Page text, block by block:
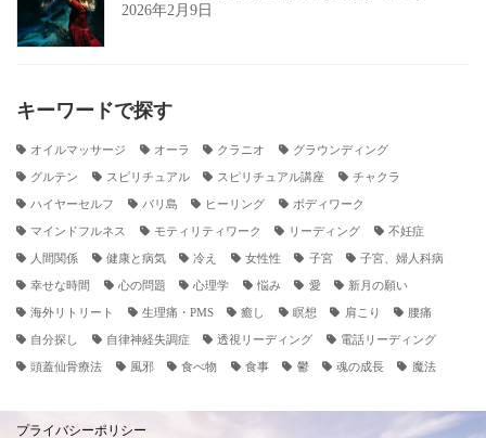
2026年2月9日
キーワードで探す
オイルマッサージ オーラ クラニオ グラウンディング
グルテン スピリチュアル スピリチュアル講座 チャクラ
ハイヤーセルフ バリ島 ヒーリング ボディワーク
マインドフルネス モティリティワーク リーディング 不妊症
人間関係 健康と病気 冷え 女性性 子宮 子宮、婦人科病
幸せな時間 心の問題 心理学 悩み 愛 新月の願い
海外リトリート 生理痛・PMS 癒し 瞑想 肩こり 腰痛
自分探し 自律神経失調症 透視リーディング 電話リーディング
頭蓋仙骨療法 風邪 食べ物 食事 鬱 魂の成長 魔法
プライバシーポリシー